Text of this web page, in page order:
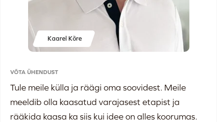
Kaarel Kõre
VÕTA ÜHENDUST
Tule meile külla ja räägi oma soovidest. Meile
meeldib olla kaasatud varajasest etapist ja
rääkida kaasa ka siis kui idee on alles koorumas.